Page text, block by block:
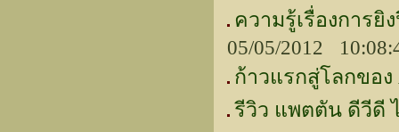
ความรู้เรื่องการ
05/05/2012
ก้าวแรกสู่โลกของ
รีวิว แพตตัน ดีวีดี